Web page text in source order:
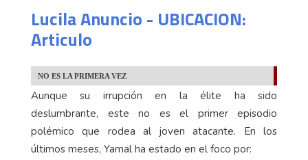
Lucila Anuncio - UBICACION:
Articulo
NO ES LA PRIMERA VEZ
Aunque su irrupción en la élite ha sido
deslumbrante, este no es el primer episodio
polémico que rodea al joven atacante. En los
últimos meses, Yamal ha estado en el foco por: